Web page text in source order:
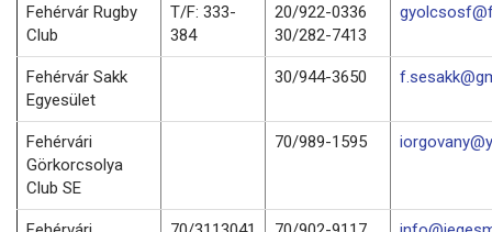
Fehérvár Rugby
Club
T/F: 333-
384
20/922-0336
30/282-7413
Fehérvár Sakk
Egyesület
30/944-3650
Fehérvári
Görkorcsolya
Club SE
70/989-1595